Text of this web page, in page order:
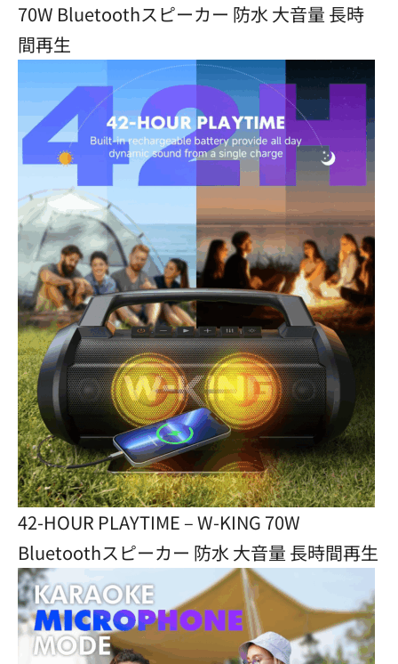
70W Bluetoothスピーカー 防水 大音量 長時
間再生
42-HOUR PLAYTIME – W-KING 70W
Bluetoothスピーカー 防水 大音量 長時間再生